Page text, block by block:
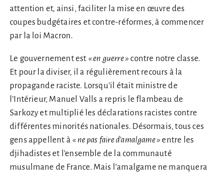
attention et, ainsi, faciliter la mise en œuvre des
coupes budgétaires et contre-réformes, à commencer
par la loi Macron.
Le gouvernement est « en guerre »contre notre classe.
Et pour la diviser, il a régulièrement recours à la
propagande raciste. Lorsqu’il était ministre de
l’Intérieur, Manuel Valls a repris le flambeau de
Sarkozy et multiplié les déclarations racistes contre
différentes minorités nationales. Désormais, tous ces
gens appellent à « ne pas faire d’amalgame »entre les
djihadistes et l’ensemble de la communauté
musulmane de France. Mais l’amalgame ne manquera